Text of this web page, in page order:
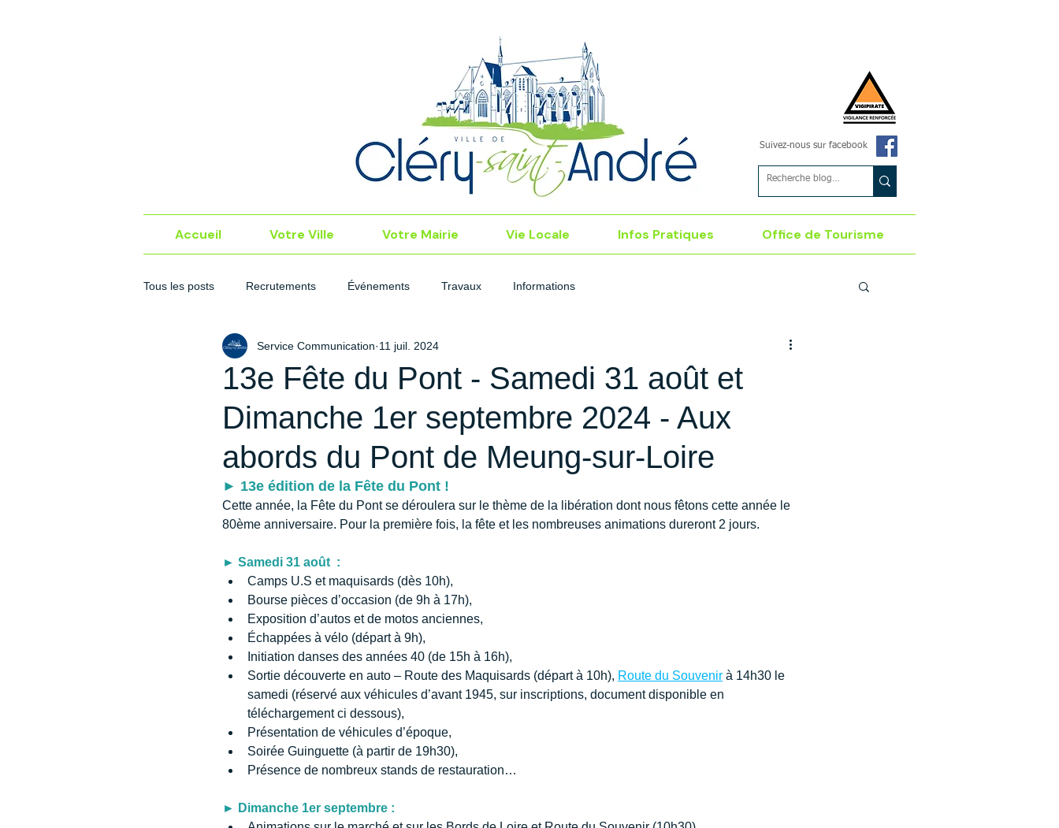
Suivez-nous sur facebook
Accueil Votre Ville Votre Mairie Vie Locale Infos Pratiques Office de Tourisme
Tous les posts Recrutements Événements Travaux Informations
13e Fête du Pont - Samedi 31 août et
Dimanche 1er septembre 2024 - Aux
abords du Pont de Meung-sur-Loire
Service Communication 11 juil. 2024
► 13e édition de la Fête du Pont !
Cette année, la Fête du Pont se déroulera sur le thème de la libération dont nous fêtons cette année le
80ème anniversaire. Pour la première fois, la fête et les nombreuses animations dureront 2 jours.
► Samedi 31 août  :
Camps U.S et maquisards (dès 10h),
Bourse pièces d’occasion (de 9h à 17h),
Exposition d’autos et de motos anciennes,
Échappées à vélo (départ à 9h),
Initiation danses des années 40 (de 15h à 16h),
Sortie découverte en auto – Route des Maquisards (départ à 10h), Route du Souvenir à 14h30 le
samedi (réservé aux véhicules d’avant 1945, sur inscriptions, document disponible en
téléchargement ci dessous),
Présentation de véhicules d’époque,
Soirée Guinguette (à partir de 19h30),
Présence de nombreux stands de restauration…
► Dimanche 1er septembre :